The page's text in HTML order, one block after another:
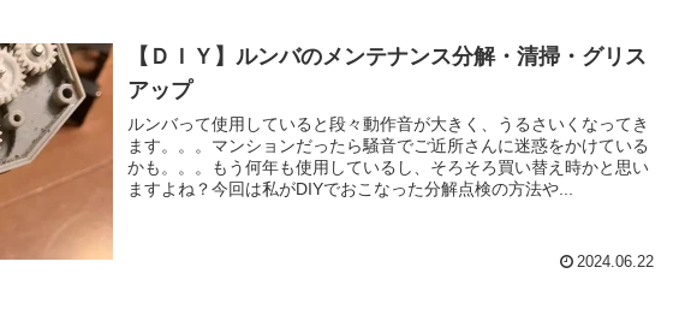
【ＤＩＹ】ルンバのメンテナンス分解・清掃・グリス
アップ
ルンバって使用していると段々動作音が大きく、うるさいくなってき
ます。。。マンションだったら騒音でご近所さんに迷惑をかけている
かも。。。もう何年も使用しているし、そろそろ買い替え時かと思い
ますよね？今回は私がDIYでおこなった分解点検の方法や...
2024.06.22